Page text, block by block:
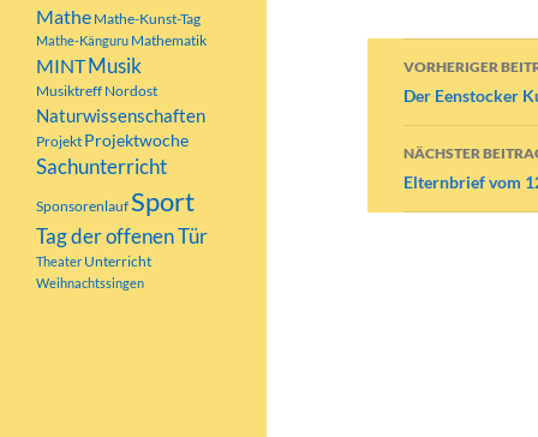
VORHERIGER
Der Eenstocker
NÄCHSTER
Elternbrief vom
Mathe Mathe-Kunst-Tag
Mathe-Känguru Mathematik
MINTMusik
Musiktreff Nordost
Naturwissenschaften
Projekt Projektwoche
Sachunterricht
SponsorenlaufSport
Tag der offenen Tür
Theater Unterricht
Weihnachtssingen